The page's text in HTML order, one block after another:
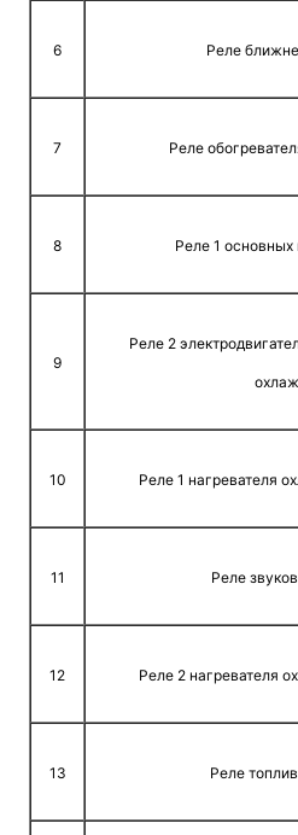
6 Реле
7 Реле
8 Реле 1
9
Реле 2
10 Реле 1 нагревателя
11 Реле
12 Реле 2 нагревателя
13 Реле